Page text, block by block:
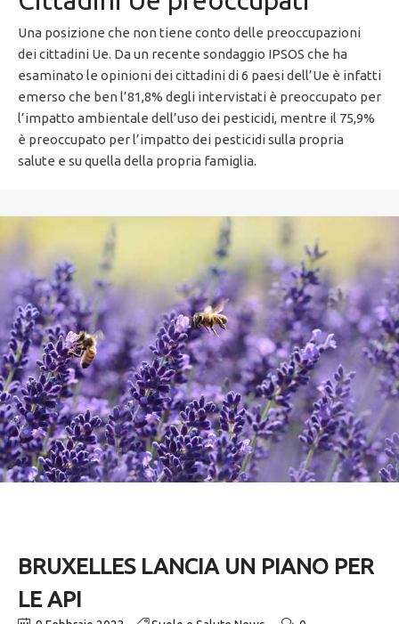
Una posizione che non tiene conto delle preoccupazioni
dei cittadini Ue. Da un recente sondaggio IPSOS che ha
esaminato le opinioni dei cittadini di 6 paesi dell’Ue è infatti
emerso che ben l’81,8% degli intervistati è preoccupato per
l’impatto ambientale dell’uso dei pesticidi, mentre il 75,9%
è preoccupato per l’impatto dei pesticidi sulla propria
salute e su quella della propria famiglia.
BRUXELLES LANCIA UN PIANO PER
LE API